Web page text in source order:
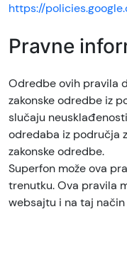
https://
Pravne
Odredbe ovih pravila
zakonske odredbe iz
slučaju
odredaba iz područja
zakonske odredbe.
Superfon može ova
trenutku. Ova pravila
websajtu i na taj